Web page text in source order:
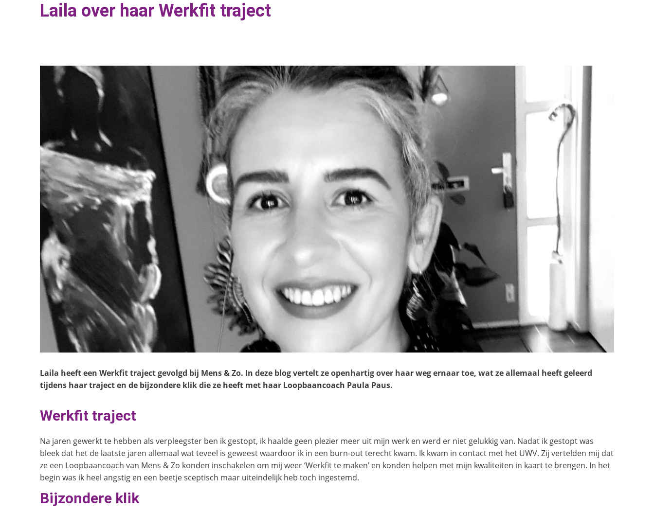
Laila over haar Werkfit traject
Laila heeft een Werkfit traject gevolgd bij Mens & Zo. In deze blog vertelt ze openhartig over haar weg ernaar toe, wat ze allemaal heeft geleerd
tijdens haar traject en de bijzondere klik die ze heeft met haar Loopbaancoach Paula Paus.
Werkfit traject
Na jaren gewerkt te hebben als verpleegster ben ik gestopt, ik haalde geen plezier meer uit mijn werk en werd er niet gelukkig van. Nadat ik gestopt was
bleek dat het de laatste jaren allemaal wat teveel is geweest waardoor ik in een burn-out terecht kwam. Ik kwam in contact met het UWV. Zij vertelden mij dat
ze een Loopbaancoach van Mens & Zo konden inschakelen om mij weer ‘Werkfit te maken’ en konden helpen met mijn kwaliteiten in kaart te brengen. In het
begin was ik heel angstig en een beetje sceptisch maar uiteindelijk heb toch ingestemd.
Bijzondere klik